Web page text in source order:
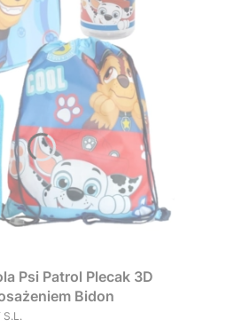
Psi Patrol Plecak 3D
Bidon
S.L.